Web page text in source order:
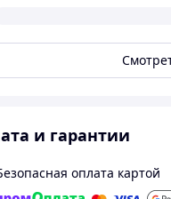
и гарантии
оплата картой